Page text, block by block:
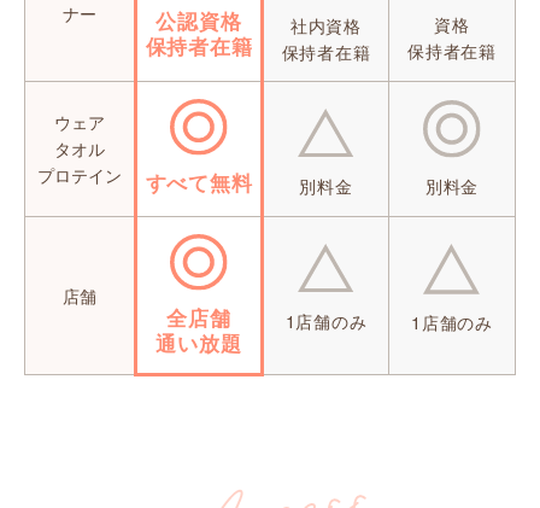
ナー
公認資格
保持者在籍
社内資格
保持者在籍
資格
保持者在籍
ウェア
タオル
プロテイン
すべて無料 別料金 別料金
店舗
全店舗
通い放題
1店舗のみ 1店舗のみ